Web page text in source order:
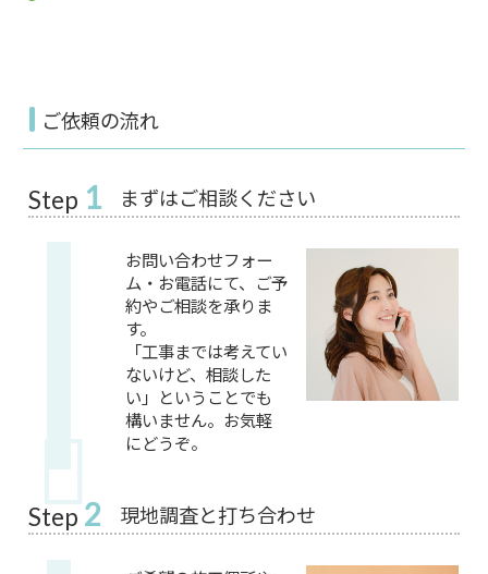
ご依頼の流れ
Step 1 まずはご相談ください
お問い合わせフォー
ム・お電話にて、ご予
約やご相談を承りま
す。
「工事までは考えてい
ないけど、相談した
い」ということでも
構いません。お気軽
にどうぞ。
Step 2 現地調査と打ち合わせ